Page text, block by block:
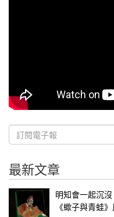
最新文章
明知會一起沉
《蠍子與青蛙